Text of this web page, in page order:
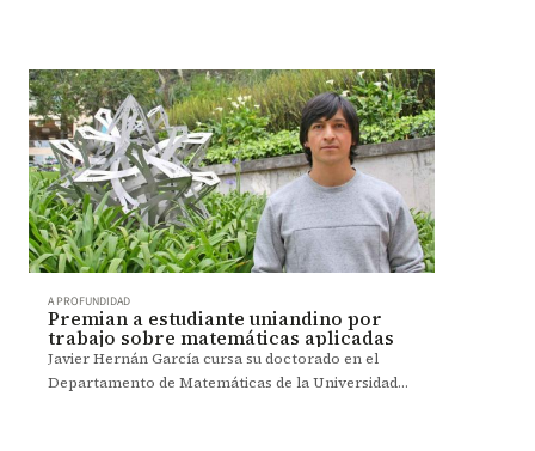
A PROFUNDIDAD
Premian a estudiante uniandino por
trabajo sobre matemáticas aplicadas
Javier Hernán García cursa su doctorado en el
Departamento de Matemáticas de la Universidad